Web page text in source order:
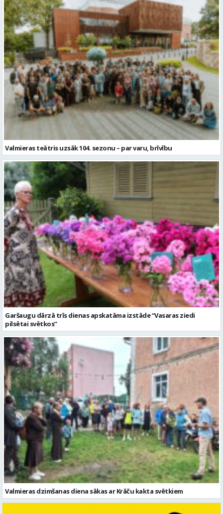
Valmieras teātris uzsāk 104. sezonu – par varu, brīvību
Garšaugu dārzā trīs dienas apskatāma izstāde “Vasaras ziedi
pilsētai svētkos”
Valmieras dzimšanas diena sākas ar Krāču kakta svētkiem